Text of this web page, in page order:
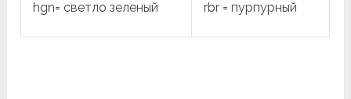
hgn= светло зеленый rbr = пурпурный